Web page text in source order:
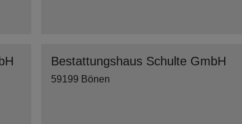
Bestattungshaus Schulte GmbH
59199 Bönen